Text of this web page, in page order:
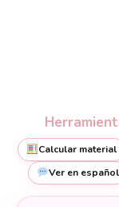
Calcular material
Ver en español